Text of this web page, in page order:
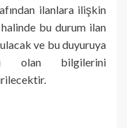
ilanlara ilişkin
bu durum ilan
ve bu duyuruya
olan bilgilerini